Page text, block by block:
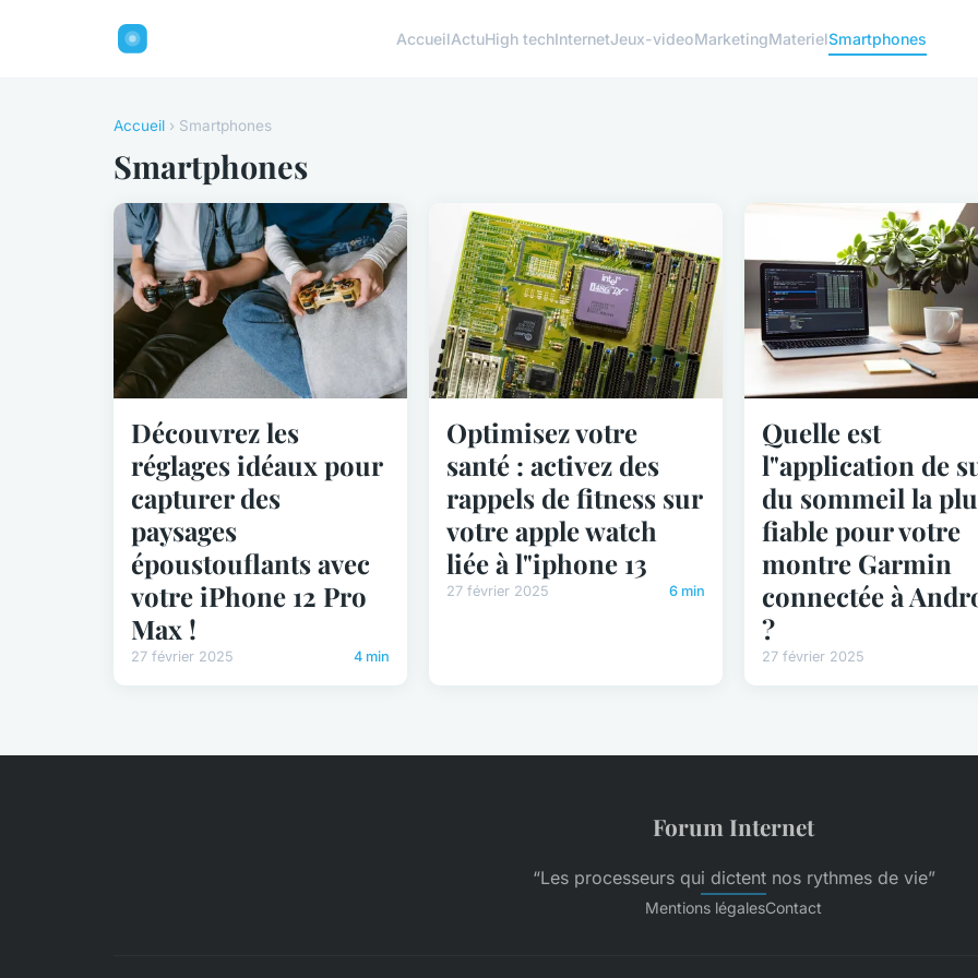
AccueilActuHigh techInternetJeux-videoMarketingMaterielSmartphones
Accueil › Smartphones
Smartphones
Découvrez les
réglages idéaux pour
capturer des
paysages
époustouflants avec
votre iPhone 12 Pro
Max !
27 février 2025 4 min
Optimisez votre
santé : activez des
rappels de fitness sur
votre apple watch
liée à l"iphone 13
27 février 2025 6 min
Quelle est
l"application de
du sommeil la
fiable pour votre
montre Garmin
connectée à
?
27 février 2025
Forum Internet
“Les processeurs qui dictent nos rythmes de vie”
Mentions légalesContact